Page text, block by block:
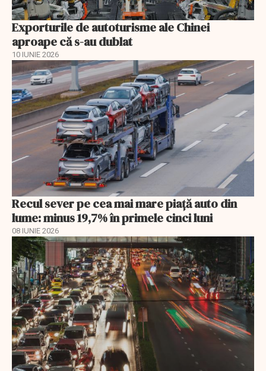
Exporturile de autoturisme ale Chinei
aproape că s-au dublat
10 IUNIE 2026
Recul sever pe cea mai mare piață auto din
lume: minus 19,7% în primele cinci luni
08 IUNIE 2026